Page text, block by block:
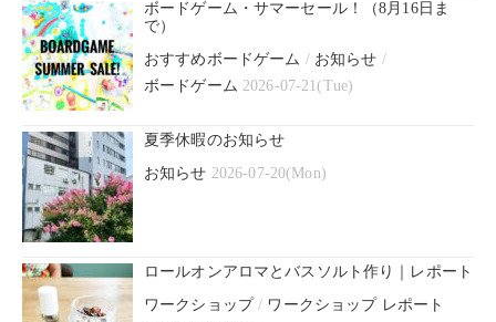
ボードゲーム・サマーセール！（8月16日ま
で）
おすすめボードゲーム / お知らせ /
ボードゲーム 2026-07-21(Tue)
夏季休暇のお知らせ
お知らせ 2026-07-20(Mon)
ロールオンアロマとバスソルト作り｜レポート
ワークショップ/ ワークショップ レポート